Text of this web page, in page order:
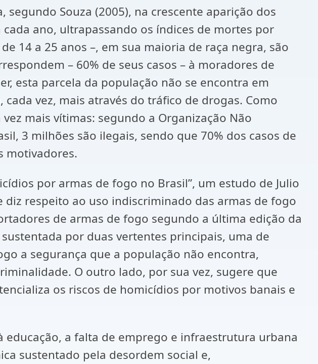
Souza (2005), na crescente aparição dos
ano, ultrapassando os índices de mortes por
14 a 25 anos –, em sua maioria de raça negra, são
– 60% de seus casos – à moradores de
esta parcela da população não se encontra em
vez, mais através do tráfico de drogas. Como
mais vítimas: segundo a Organização Não
3 milhões são ilegais, sendo que 70% dos casos de
motivadores.
por armas de fogo no Brasil”, um estudo de Julio
diz respeito ao uso indiscriminado das armas de fogo
de armas de fogo segundo a última edição da
por duas vertentes principais, uma de
a segurança que a população não encontra,
O outro lado, por sua vez, sugere que
os riscos de homicídios por motivos banais e
educação, a falta de emprego e infraestrutura urbana
sustentado pela desordem social e,